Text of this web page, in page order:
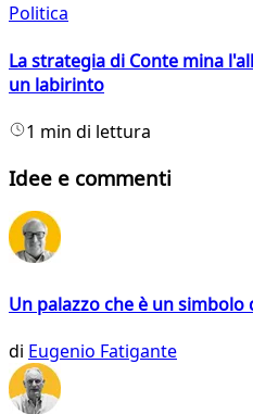
Politica
La strategia di Conte mina
un labirinto
1 min di lettura
Idee e commenti
Un palazzo che è un
di Eugenio Fatigante